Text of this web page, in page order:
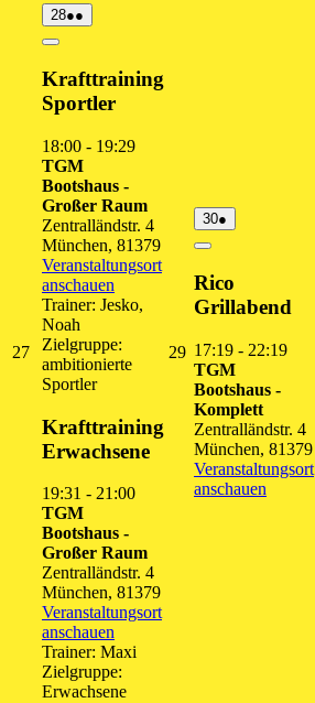
2727.
Juli
2026
2828.
Juli
●●
Veranstaltungen)
Close
Krafttraining
Sportler
18:00 - 19:29
TGM
Bootshaus -
Großer Raum
Zentralländstr. 4
München, 81379
Veranstaltungsort
anschauen
Trainer: Jesko,
Noah
Zielgruppe:
ambitionierte
Sportler
Krafttraining
Erwachsene
19:31 - 21:00
TGM
Bootshaus -
Großer Raum
Zentralländstr. 4
München, 81379
Veranstaltungsort
anschauen
Trainer: Maxi
Zielgruppe:
Erwachsene
2929.
Juli
2026
3030.
Juli
●
Veranstaltung)
Close
Rico
Grillabend
17:19 - 22:19
TGM
Bootshaus -
Komplett
Zentralländstr. 4
München, 81379
Veranstaltungsort
anschauen